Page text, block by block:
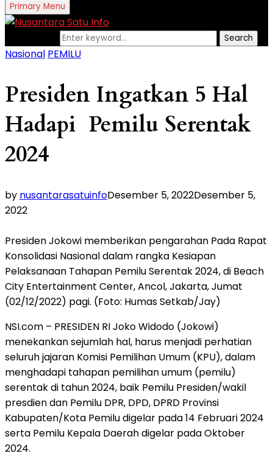
Primary Menu
Search
Nasional PEMILU
Presiden Ingatkan 5 Hal
Hadapi Pemilu Serentak
2024
by nusantarasatuinfoDesember 5, 2022Desember 5,
2022
Presiden Jokowi memberikan pengarahan Pada Rapat
Konsolidasi Nasional dalam rangka Kesiapan
Pelaksanaan Tahapan Pemilu Serentak 2024, di Beach
City Entertainment Center, Ancol, Jakarta, Jumat
(02/12/2022) pagi. (Foto: Humas Setkab/Jay)
NSI.com – PRESIDEN RI Joko Widodo (Jokowi)
menekankan sejumlah hal, harus menjadi perhatian
seluruh jajaran Komisi Pemilihan Umum (KPU), dalam
menghadapi tahapan pemilihan umum (pemilu)
serentak di tahun 2024, baik Pemilu Presiden/wakil
presdien dan Pemilu DPR, DPD, DPRD Provinsi
Kabupaten/Kota Pemilu digelar pada 14 Februari 2024
serta Pemilu Kepala Daerah digelar pada Oktober
2024.